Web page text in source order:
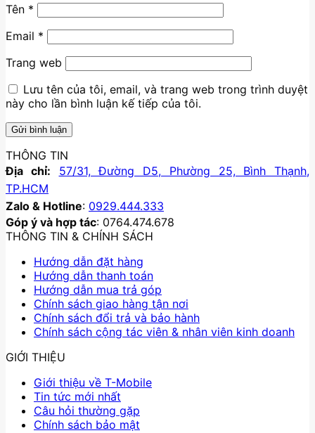
Tên *
Email *
Trang web
Lưu tên của tôi, email, và trang web trong trình duyệt
này cho lần bình luận kế tiếp của tôi.
THÔNG TIN
Địa chỉ:
57/31, Đường D5, Phường 25, Bình Thạnh,
TP.HCM
Zalo & Hotline: 0929.444.333
Góp ý và hợp tác: 0764.474.678
THÔNG TIN & CHÍNH SÁCH
Hướng dẫn đặt hàng
Hướng dẫn thanh toán
Hướng dẫn mua trả góp
Chính sách giao hàng tận nơi
Chính sách đổi trả và bảo hành
Chính sách cộng tác viên & nhân viên kinh doanh
GIỚI THIỆU
Giới thiệu về T-Mobile
Tin tức mới nhất
Câu hỏi thường gặp
Chính sách bảo mật